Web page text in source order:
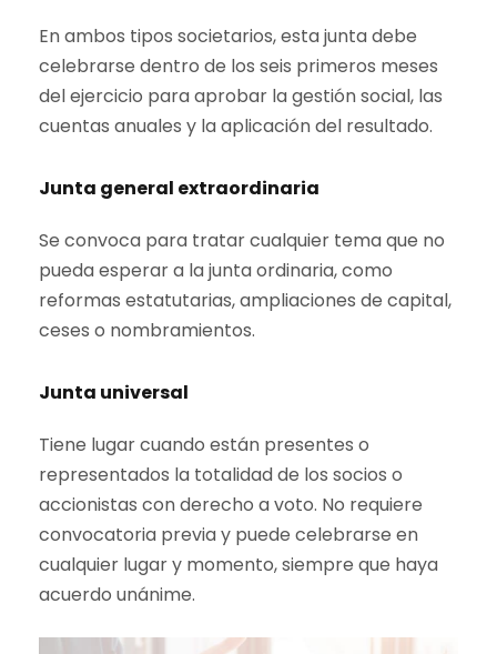
En ambos tipos societarios, esta junta debe
celebrarse dentro de los seis primeros meses
del ejercicio para aprobar la gestión social, las
cuentas anuales y la aplicación del resultado.
Junta general extraordinaria
Se convoca para tratar cualquier tema que no
pueda esperar a la junta ordinaria, como
reformas estatutarias, ampliaciones de capital,
ceses o nombramientos.
Junta universal
Tiene lugar cuando están presentes o
representados la totalidad de los socios o
accionistas con derecho a voto. No requiere
convocatoria previa y puede celebrarse en
cualquier lugar y momento, siempre que haya
acuerdo unánime.